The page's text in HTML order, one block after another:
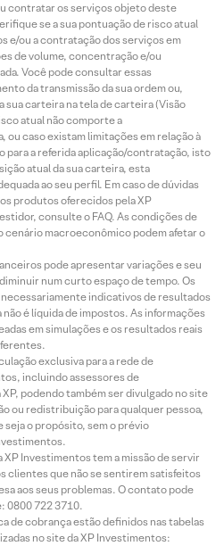
contratar os serviços objeto deste
se a sua pontuação de risco atual
e/ou a contratação dos serviços em
de volume, concentração e/ou
Você pode consultar essas
da transmissão da sua ordem ou,
sua carteira na tela de carteira (Visão
atual não comporte a
caso existam limitações em relação à
para a referida aplicação/contratação, isto
atual da sua carteira, esta
ao seu perfil. Em caso de dúvidas
produtos oferecidos pela XP
consulte o FAQ. As condições de
cenário macroeconômico podem afetar o
pode apresentar variações e seu
num curto espaço de tempo. Os
indicativos de resultados
é líquida de impostos. As informações
em simulações e os resultados reais
exclusiva para a rede de
incluindo assessores de
podendo também ser divulgado no site
ou redistribuição para qualquer pessoa,
seja o propósito, sem o prévio
XP Investimentos tem a missão de servir
clientes que não se sentirem satisfeitos
aos seus problemas. O contato pode
0800 722 3710.
de cobrança estão definidos nas tabelas
no site da XP Investimentos: